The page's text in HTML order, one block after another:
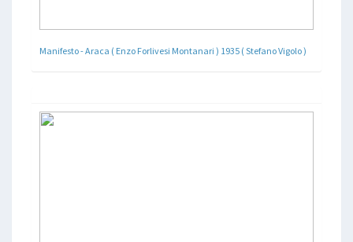
Manifesto - Araca ( Enzo Forlivesi Montanari ) 1935 ( Stefano Vigolo )